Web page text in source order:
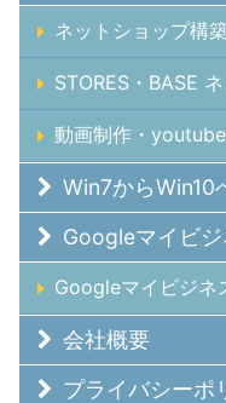
ネットショップ構築
STORES・BASE
動画制作・
Win7からWin10
Googleマイビ
Googleマイビジネ
会社概要
プライバシーポ